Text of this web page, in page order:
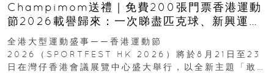
Champimom送禮｜免費200張門票香港運動
節2026載譽歸來：一次睇盡匹克球、新興運
動、街舞比賽＋逾百運動品牌展覽
全港大型運動盛事——香港運動節
2026（SPORTFEST HK 2026）將於8月21日至23
日在灣仔香港會議展覽中心盛大舉行，以全新主題「敢